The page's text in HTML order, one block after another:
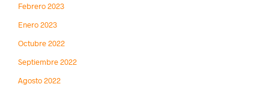
Febrero 2023
Enero 2023
Octubre 2022
Septiembre 2022
Agosto 2022